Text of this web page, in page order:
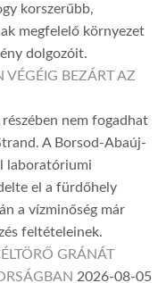
korszerűbb,
megfelelő környezet
dolgozóit.
VÉGÉIG BEZÁRT AZ
nem fogadhat
A Borsod-Abaúj-
laboratóriumi
el a fürdőhely
a vízminőség már
feltételeinek.
GRÁNÁT
2026-08-05